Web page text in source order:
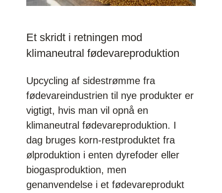
Et skridt i retningen mod
klimaneutral fødevareproduktion
Upcycling af sidestrømme fra
fødevareindustrien til nye produkter er
vigtigt, hvis man vil opnå en
klimaneutral fødevareproduktion. I
dag bruges korn-restproduktet fra
ølproduktion i enten dyrefoder eller
biogasproduktion, men
genanvendelse i et fødevareprodukt